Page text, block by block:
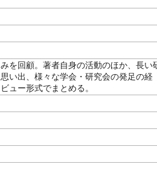
を回顧。著者自身の活動のほか、長い
い出、様々な学会・研究会の発足の経
ュー形式でまとめる。